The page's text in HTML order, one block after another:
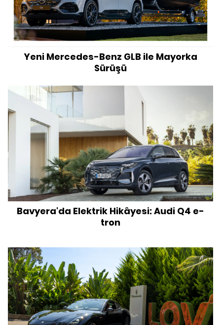
Yeni Mercedes-Benz GLB ile Mayorka
Sürüşü
Bavyera'da Elektrik Hikâyesi: Audi Q4 e-
tron